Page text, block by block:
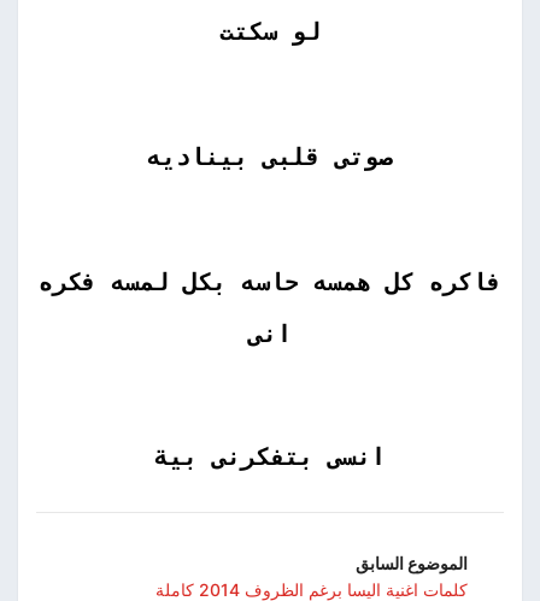
لو سكتت
صوتى قلبى بيناديه
فاكره كل همسه حاسه بكل لمسه فكره
انى
انسى بتفكرنى بية
الموضوع السابق
كلمات اغنية اليسا برغم الظروف 2014 كاملة